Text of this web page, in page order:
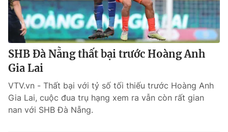
SHB Đà Nẵng thất bại trước Hoàng Anh
Gia Lai
VTV.vn - Thất bại với tỷ số tối thiếu trước Hoàng Anh
Gia Lai, cuộc đua trụ hạng xem ra vẫn còn rất gian
nan với SHB Đà Nẵng.